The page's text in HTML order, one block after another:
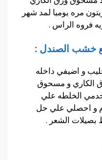
مره يوميا لمد شهر
فروه الراس .
خشب الصندل :
و اضيفي داخله
الكاري و مسحوق
الخلطه علي
و احصلي علي حل
بصيلات الشعر .